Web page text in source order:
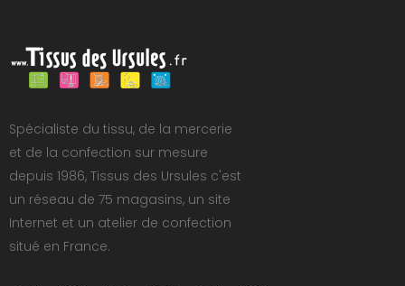
Spécialiste du tissu, de la mercerie
et de la confection sur mesure
depuis 1986, Tissus des Ursules c'est
un réseau de 75 magasins, un site
Internet et un atelier de confection
situé en France.